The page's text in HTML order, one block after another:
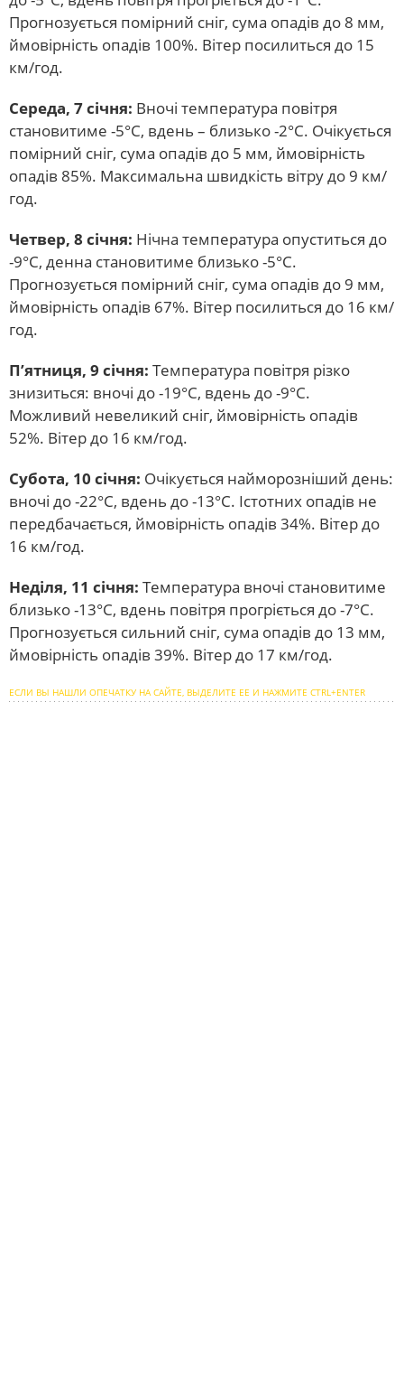
Прогнозується помірний сніг, сума опадів до 8 мм,
ймовірність опадів 100%. Вітер посилиться до 15
км/год.
Середа, 7 січня: Вночі температура повітря
становитиме -5°C, вдень – близько -2°C. Очікується
помірний сніг, сума опадів до 5 мм, ймовірність
опадів 85%. Максимальна швидкість вітру до 9 км/
год.
Четвер, 8 січня: Нічна температура опуститься до
-9°C, денна становитиме близько -5°C.
Прогнозується помірний сніг, сума опадів до 9 мм,
ймовірність опадів 67%. Вітер посилиться до 16 км/
год.
П’ятниця, 9 січня: Температура повітря різко
знизиться: вночі до -19°C, вдень до -9°C.
Можливий невеликий сніг, ймовірність опадів
52%. Вітер до 16 км/год.
Субота, 10 січня: Очікується найморозніший день:
вночі до -22°C, вдень до -13°C. Істотних опадів не
передбачається, ймовірність опадів 34%. Вітер до
16 км/год.
Неділя, 11 січня: Температура вночі становитиме
близько -13°C, вдень повітря прогріється до -7°C.
Прогнозується сильний сніг, сума опадів до 13 мм,
ймовірність опадів 39%. Вітер до 17 км/год.
ЕСЛИ ВЫ НАШЛИ ОПЕЧАТКУ НА САЙТЕ, ВЫДЕЛИТЕ ЕЕ И НАЖМИТЕ CTRL+ENTER